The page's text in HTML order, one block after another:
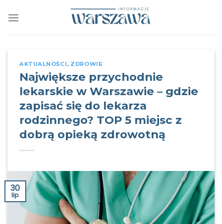
AKTUALNOŚCI, ZDROWIE
Największe przychodnie
lekarskie w Warszawie – gdzie
zapisać się do lekarza
rodzinnego? TOP 5 miejsc z
dobrą opieką zdrowotną
30
lip